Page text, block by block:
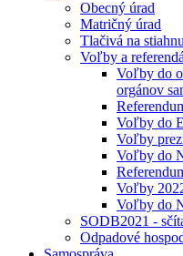
Obecný úrad
Matričný úrad
Tlačivá na
Voľby a referendá
Voľby do
orgánov
Voľby do
Voľby
Voľby do
Voľby
Voľby do
SODB2021 -
Odpadové